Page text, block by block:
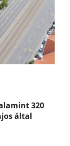
320
által